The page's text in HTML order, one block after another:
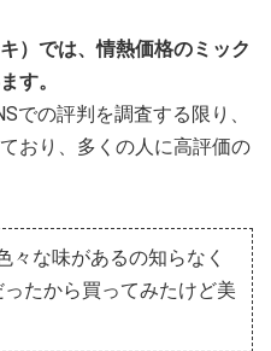
）では、情熱価格のミック
す。
での評判を調査する限り、
おり、多くの人に高評価の
々な味があるの知らなく
たから買ってみたけど美